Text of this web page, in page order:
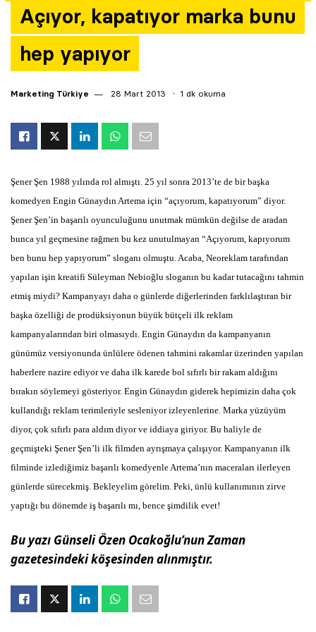
Açıyor, kapatıyor marka bunu
hep yapıyor
Marketing Türkiye 28 Mart 2013 1 dk okuma
Şener Şen 1988 yılında rol almıştı. 25 yıl sonra 2013’te de bir başka
komedyen Engin Günaydın Artema için “açıyorum, kapatıyorum” diyor.
Şener Şen’in başarılı oyunculuğunu unutmak mümkün değilse de aradan
bunca yıl geçmesine rağmen bu kez unutulmayan “Açıyorum, kapıyorum
ben bunu hep yapıyorum” sloganı olmuştu. Acaba, Neoreklam tarafından
yapılan işin kreatifi Süleyman Nebioğlu sloganın bu kadar tutacağını tahmin
etmiş miydi? Kampanyayı daha o günlerde diğerlerinden farklılaştıran bir
başka özelliği de prodüksiyonun büyük bütçeli ilk reklam
kampanyalarından biri olmasıydı. Engin Günaydın da kampanyanın
günümüz versiyonunda ünlülere ödenen tahmini rakamlar üzerinden yapılan
haberlere nazire ediyor ve daha ilk karede bol sıfırlı bir rakam aldığını
bırakın söylemeyi gösteriyor. Engin Günaydın giderek hepimizin daha çok
kullandığı reklam terimleriyle sesleniyor izleyenlerine. Marka yüzüyüm
diyor, çok sıfırlı para aldım diyor ve iddiaya giriyor. Bu haliyle de
geçmişteki Şener Şen’li ilk filmden ayrışmaya çalışıyor. Kampanyanın ilk
filminde izlediğimiz başarılı komedyenle Artema’nın maceraları ilerleyen
günlerde sürecekmiş. Bekleyelim görelim. Peki, ünlü kullanımının zirve
yaptığı bu dönemde iş başarılı mı, bence şimdilik evet!
Bu yazı Günseli Özen Ocakoğlu’nun Zaman
gazetesindeki köşesinden alınmıştır.
Yazarlar
Araştırma